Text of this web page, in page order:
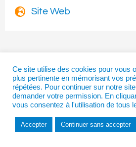
Site Web
I
n
s
t
a
g
r
T
w
i
t
t
e
r
Ce site utilise des cookies pour vous
plus pertinente en mémorisant vos
répétées. Pour continuer sur notre
demander votre permission. En
vous consentez à l'utilisation de tous
Accepter Continuer sans accepter